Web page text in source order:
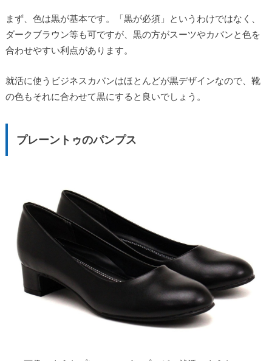
まず、色は黒が基本です。「黒が必須」というわけではなく、
ダークブラウン等も可ですが、黒の方がスーツやカバンと色を
合わせやすい利点があります。
就活に使うビジネスカバンはほとんどが黒デザインなので、靴
の色もそれに合わせて黒にすると良いでしょう。
プレーントゥのパンプス